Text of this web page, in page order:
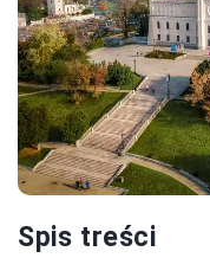
Spis treści